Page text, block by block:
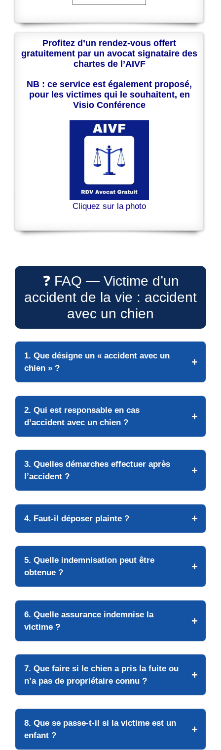
Profitez d’un rendez-vous offert
gratuitement par un avocat signataire des
chartes de l’AIVF
NB : ce service est également proposé,
pour les victimes qui le souhaitent, en
Visio Conférence
Cliquez sur la photo
❓ FAQ — Victime d’un
accident de la vie : accident
avec un chien
1. Que désigne un « accident avec un
chien » ?
2. Qui est responsable en cas
d’accident avec un chien ?
3. Quelles démarches effectuer après
l’accident ?
4. Faut-il déposer plainte ?
5. Quelle indemnisation peut être
obtenue ?
6. Quelle assurance indemnise la
victime ?
7. Que faire si le chien a pris la fuite ou
n’a pas de propriétaire connu ?
8. Que se passe-t-il si la victime est un
enfant ?